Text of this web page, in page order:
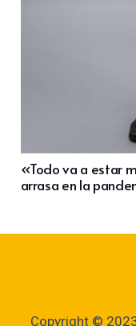
«Todo va a estar
arrasa en la
Copyright ©